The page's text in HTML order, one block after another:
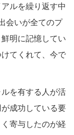
ルを繰り返す中
会いが全てのプ
明に記憶してい
てくれて、今で
を有する人が活
成功している要
寄与したのが経